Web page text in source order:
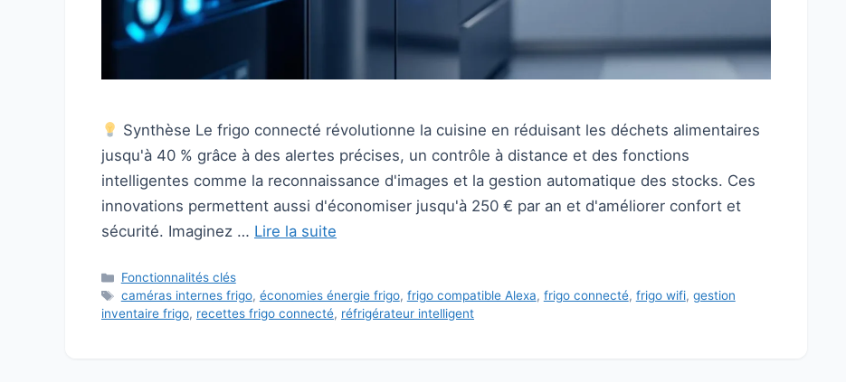
Synthèse Le frigo connecté révolutionne la cuisine en réduisant les déchets alimentaires
jusqu'à 40 % grâce à des alertes précises, un contrôle à distance et des fonctions
intelligentes comme la reconnaissance d'images et la gestion automatique des stocks. Ces
innovations permettent aussi d'économiser jusqu'à 250 € par an et d'améliorer confort et
sécurité. Imaginez … Lire la suite
Catégories
Fonctionnalités clés
Étiquettes
caméras internes frigo, économies énergie frigo, frigo compatible Alexa, frigo connecté, frigo wifi, gestion
inventaire frigo, recettes frigo connecté, réfrigérateur intelligent